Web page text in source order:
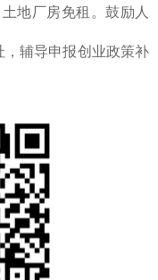
地厂房免租。鼓励人
辅导申报创业政策补